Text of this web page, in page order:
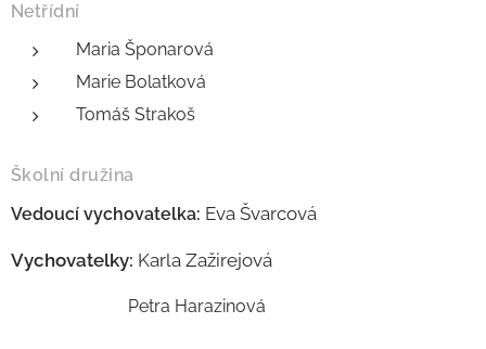
Netřídní
Maria Šponarová
Marie Bolatková
Tomáš Strakoš
Školní družina
Vedoucí vychovatelka: Eva Švarcová
Vychovatelky: Karla Zažirejová
Petra Harazinová